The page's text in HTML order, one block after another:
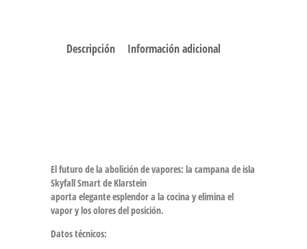
Descripción Información adicional
El futuro de la abolición de vapores: la campana de isla
Skyfall Smart de Klarstein
aporta elegante esplendor a la cocina y elimina el
vapor y los olores del posición.
Datos técnicos: